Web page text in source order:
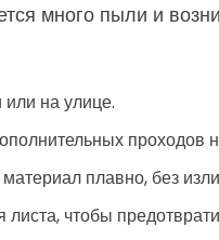
много пыли и
на улице.
проходов
плавно, без
чтобы